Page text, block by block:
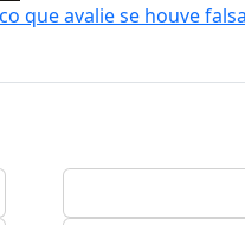
que avalie se houve